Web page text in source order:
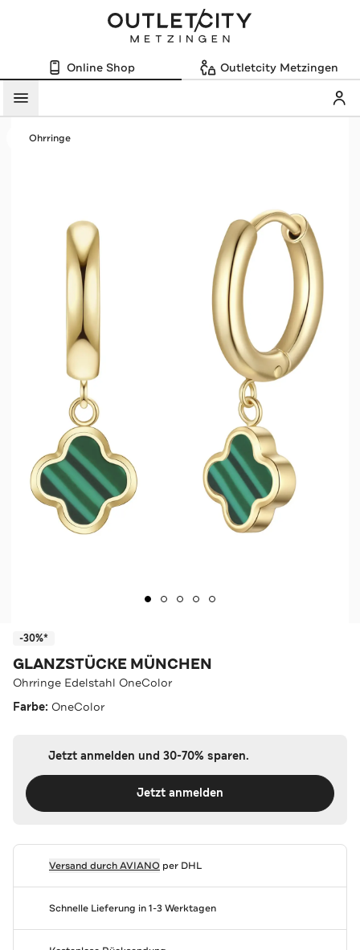
Online Shop Outletcity Metzingen
Menü
Ohrringe
-30%*
GLANZSTÜCKE MÜNCHEN
Ohrringe Edelstahl OneColor
Farbe: OneColor
Jetzt anmelden und 30-70% sparen.
Jetzt anmelden
Versand durchAVIANOper DHL
Schnelle Lieferung in 1-3 Werktagen